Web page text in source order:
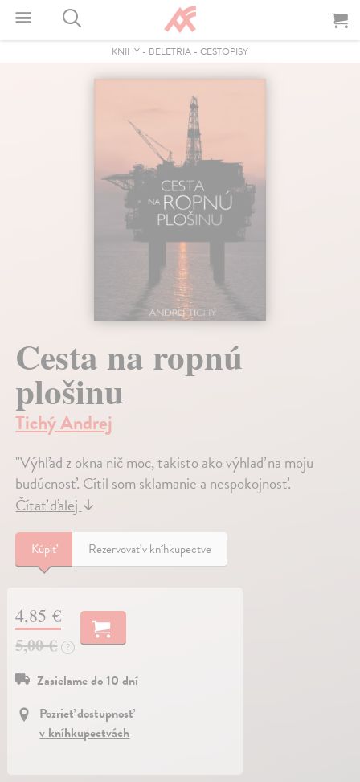
KNIHY - BELETRIA - CESTOPISY
Cesta na ropnú
plošinu
Tichý Andrej
"Výhľad z okna nič moc, takisto ako výhlaď na moju
budúcnosť. Cítil som sklamanie a nespokojnosť.
Čítať ďalej↓
Kúpiť Rezervovať v kníhkupectve
4,85 €
5,00 €
?
Zasielame do 10 dní
Pozrieť dostupnosť
v kníhkupectvách